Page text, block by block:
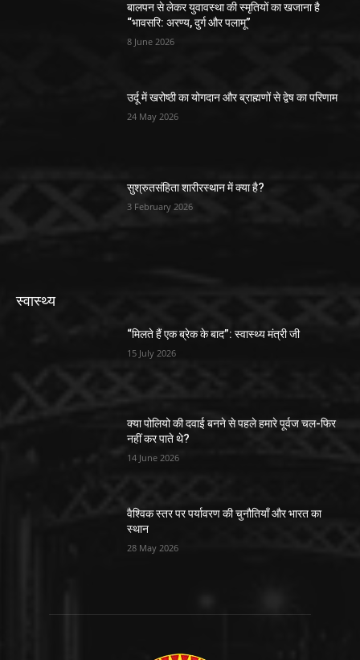
बालपन से लेकर युवावस्था की स्मृतियों का खजाना है
“भावसरि: अरण्य, दुर्ग और पलामू”
8 June 2026
उर्दू में खरोष्ठी का योगदान और ब्राह्मणों से द्वेष का परिणाम
24 May 2026
सुश्रुतसंहिता शारीरस्थान में क्या है?
3 February 2026
स्वास्थ्य
“मिलते हैं एक ब्रेक के बाद”: स्वास्थ्य मंत्री जी
15 July 2026
क्या पोलियो की दवाई बनने से पहले हमारे पूर्वज चल-फिर
नहीं कर पाते थे?
14 June 2026
वैश्विक स्तर पर पर्यावरण की चुनौतियाँ और भारत का
स्थान
28 May 2026